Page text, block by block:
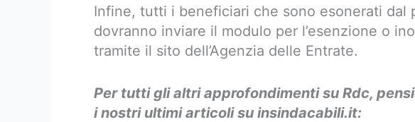
Infine, tutti i beneficiari che sono esonerati dal
dovranno inviare il modulo per l’esenzione o
tramite il sito dell’Agenzia delle Entrate.
Per tutti gli altri approfondimenti su Rdc,
i nostri ultimi articoli su insindacabili.it: